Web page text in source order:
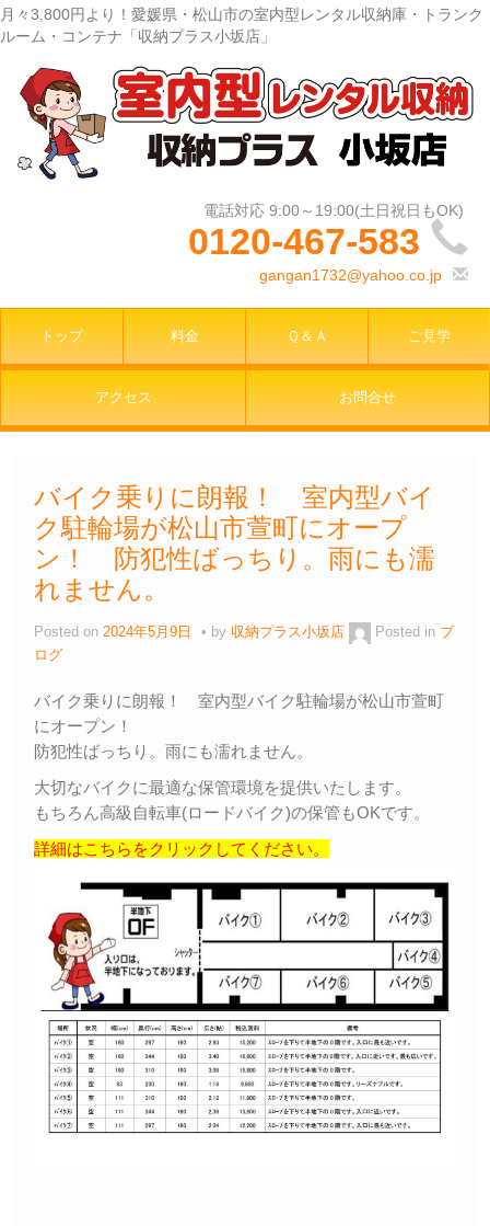
月々3,800円より！愛媛県・松山市の室内型レンタル収納庫・トランク
ルーム・コンテナ「収納プラス小坂店」
0120-467-583
gangan1732@yahoo.co.jp
トップ 料金 Ｑ＆Ａ ご見学
アクセス お問合せ
バイク乗りに朗報！ 室内型バイ
ク駐輪場が松山市萱町にオープ
ン！ 防犯性ばっちり。雨にも濡
れません。
Posted on 2024年5月9日 by 収納プラス小坂店 Posted in ブ
ログ
バイク乗りに朗報！ 室内型バイク駐輪場が松山市萱町
にオープン！
防犯性ばっちり。雨にも濡れません。
大切なバイクに最適な保管環境を提供いたします。
もちろん高級自転車(ロードバイク)の保管もOKです。
詳細はこちらをクリックしてください。